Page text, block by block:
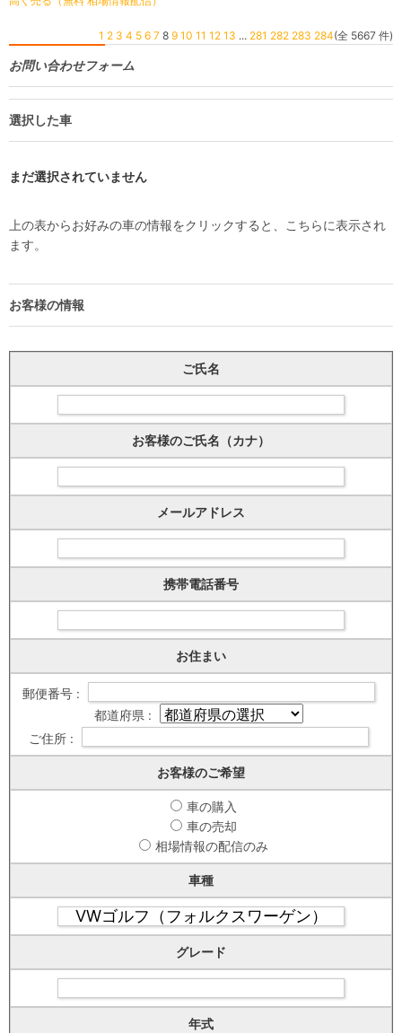
1 2 3 4 5 6 7 8 9 10 11 12 13 ... 281 282 283 284(全 5667 件)
お問い合わせフォーム
選択した車
まだ選択されていません
上の表からお好みの車の情報をクリックすると、こちらに表示され
ます。
お客様の情報
ご氏名
お客様のご氏名（カナ）
メールアドレス
携帯電話番号
お住まい
郵便番号 :
都道府県 :
ご住所 :
お客様のご希望
車の購入
車の売却
相場情報の配信のみ
車種
グレード
年式